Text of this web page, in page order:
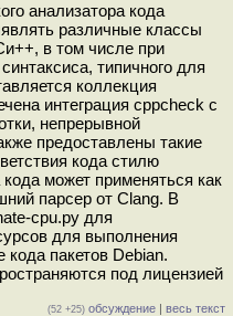
анализатора кода
различные классы
в том числе при
типичного для
коллекция
интеграция cppcheck с
непрерывной
предоставлены такие
кода стилю
может применяться как
парсер от Clang. В
cpu.py для
для выполнения
кода пакетов Debian.
под лицензией
(52 +25) обсуждение | весь текст